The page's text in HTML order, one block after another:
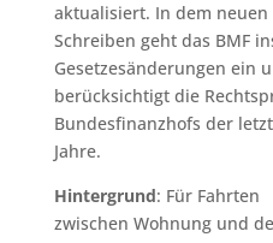
aktualisiert. In dem neuen
Schreiben geht das BMF
Gesetzesänderungen ein
berücksichtigt die
Bundesfinanzhofs der
Jahre.
Hintergrund: Für Fahrten
zwischen Wohnung und